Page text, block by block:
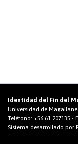
Identidad del Fin del
Universidad de
Teléfono: +56 61 207135 •
Sistema desarrollado por